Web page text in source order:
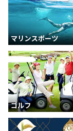
マリンスポーツ
ゴルフ